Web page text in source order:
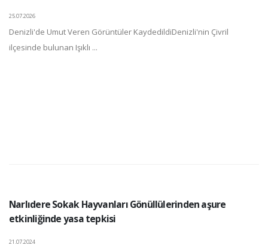
25.07.2026
Denizli'de Umut Veren Görüntüler KaydedildiDenizli'nin Çivril
ilçesinde bulunan Işıklı ...
Narlıdere Sokak Hayvanları Gönüllülerinden aşure
etkinliğinde yasa tepkisi
21.07.2024